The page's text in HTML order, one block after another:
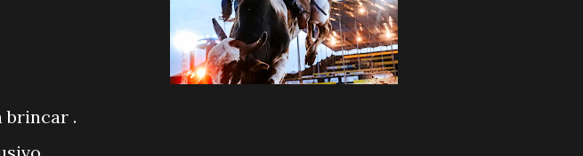
brincar .